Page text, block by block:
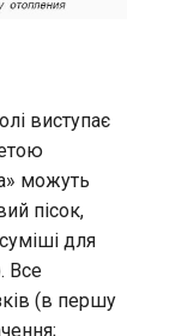
виступає
можуть
пісок,
для
Все
(в першу